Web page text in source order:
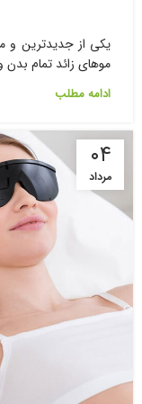
یکی از جدیدترین و
موهای زائد تمام بدن
ادامه مطلب
۰۴
مرداد